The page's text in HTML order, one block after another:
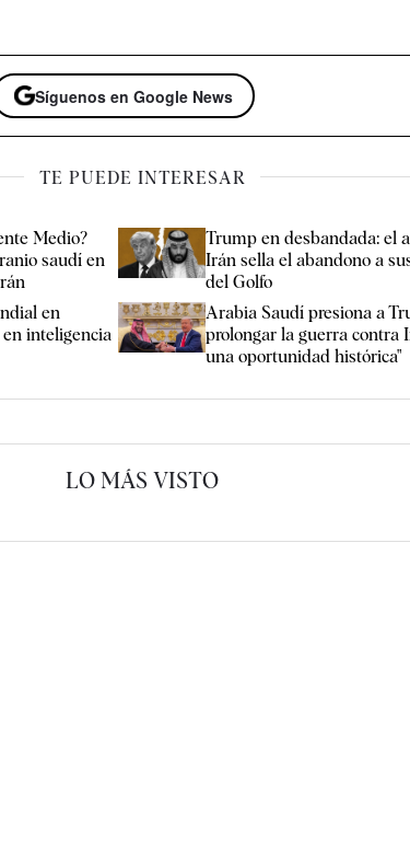
Síguenos en Google News
TE PUEDE INTERESAR
Medio?
saudí en
Trump en desbandada: el
Irán sella el abandono a
del Golfo
en
inteligencia
Arabia Saudí presiona a
prolongar la guerra contra
una oportunidad histórica"
LO MÁS VISTO